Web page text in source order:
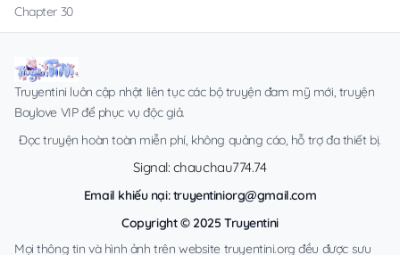
Chapter 30
Truyentini luôn cập nhật liên tục các bộ truyện đam mỹ mới, truyện
Boylove VIP để phục vụ độc giả.
Đọc truyện hoàn toàn miễn phí, không quảng cáo, hỗ trợ đa thiết bị.
Signal: chauchau774.74
Email khiếu nại:truyentiniorg@gmail.com
Copyright © 2025 Truyentini
Mọi thông tin và hình ảnh trên website truyentini.org đều được sưu